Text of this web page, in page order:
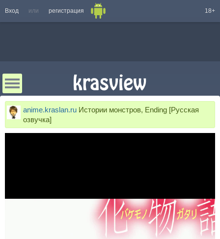
Вход или регистрация 18+
anime.kraslan.ru Истории монстров, Ending [Русская
озвучка]